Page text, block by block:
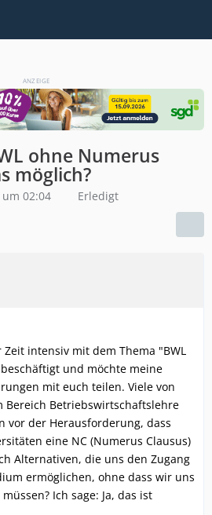
ANZEIGE
ohne Numerus
möglich?
um 02:04 Erledigt
intensiv mit dem Thema "BWL
und möchte meine
mit euch teilen. Viele von
Bereich Betriebswirtschaftslehre
vor der Herausforderung, dass
eine NC (Numerus Clausus)
Alternativen, die uns den Zugang
ermöglichen, ohne dass wir uns
Ich sage: Ja, das ist